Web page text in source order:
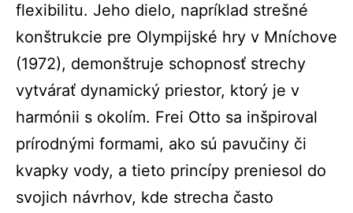
flexibilitu. Jeho dielo, napríklad strešné
konštrukcie pre Olympijské hry v Mníchove
(1972), demonštruje schopnosť strechy
vytvárať dynamický priestor, ktorý je v
harmónii s okolím. Frei Otto sa inšpiroval
prírodnými formami, ako sú pavučiny či
kvapky vody, a tieto princípy preniesol do
svojich návrhov, kde strecha často